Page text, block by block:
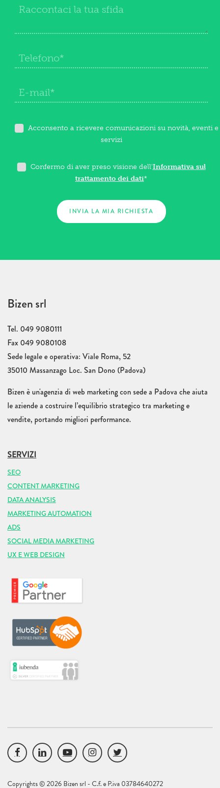
Acconsento a ricevere comunicazioni su novità, eventi e
servizi
Confermo di aver preso visione dell'Informativa sul
trattamento dei dati*
Bizen srl
Tel. 049 9080111
Fax 049 9080108
Sede legale e operativa: Viale Roma, 52
35010 Massanzago Loc. San Dono (Padova)
Bizen è un'agenzia di web marketing con sede a Padova che aiuta
le aziende a costruire l’equilibrio strategico tra marketing e
vendite, portando migliori performance.
SERVIZI
SEO
CONTENT MARKETING
DATA ANALYSIS
MARKETING AUTOMATION
ADS
SOCIAL MEDIA MARKETING
UX E WEB DESIGN
Copyrights © 2026 Bizen srl - C.f. e P.iva 03784640272